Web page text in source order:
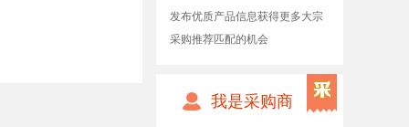
发布优质产品信息获得更多大宗
采购推荐匹配的机会
我是采购商